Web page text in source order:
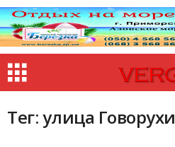
Тег: улица Говорухи